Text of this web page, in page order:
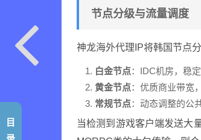
节点分级与流量调度
神龙海外代理IP将韩国节点分
白金节点：IDC机房，稳
黄金节点：优质商业带宽
常规节点：动态调整的公
当检测到游戏客户端发送大
目